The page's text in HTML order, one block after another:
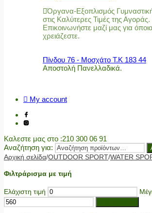
Όργανα-Εξοπλισμός
στις Καλύτερες Τιμές της Αγοράς.
Επικοινωνήστε μαζί μας για
χρειάζεστε.
Πίνδου 76 - Μοσχάτο Τ.Κ 183 44
Αποστολή Πανελλαδικά.
My account
Καλεστε μας στο :210 300 06 91
Αναζήτηση για:
Αρχική σελίδα/OUTDOOR SPORT/WATER
Φιλτράρισμα με τιμή
Ελάχιστη τιμή